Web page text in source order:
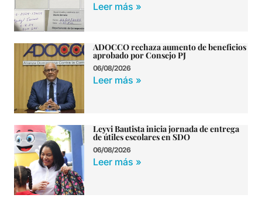
Leer más »
ADOCCO rechaza aumento de beneficios
aprobado por Consejo PJ
06/08/2026
Leer más »
Leyvi Bautista inicia jornada de entrega
de útiles escolares en SDO
06/08/2026
Leer más »